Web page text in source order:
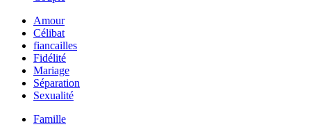
Amour
Célibat
fiancailles
Fidélité
Mariage
Séparation
Sexualité
Famille